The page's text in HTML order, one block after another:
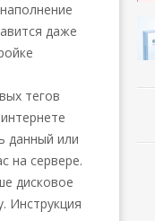
даже
тегов
данный или
на сервере.
дисковое
Инструкция